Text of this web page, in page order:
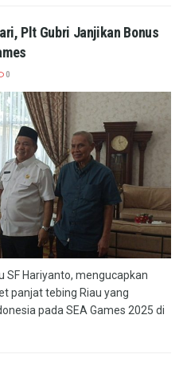
Plt Gubri Janjikan Bonus
0
SF Hariyanto, mengucapkan
panjat tebing Riau yang
pada SEA Games 2025 di